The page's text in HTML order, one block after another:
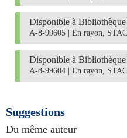
Disponible à
A-8-99605 En rayon,
Disponible à
A-8-99604 En rayon,
Suggestions
Du même auteur